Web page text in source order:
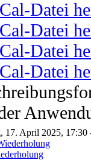
17. April 2025, 17:30